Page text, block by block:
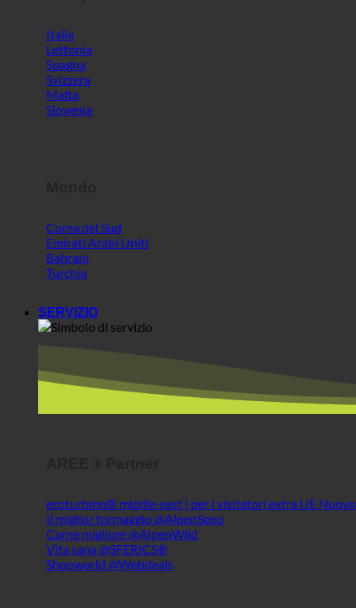
Italia
Lettonia
Spagna
Svizzera
Malta
Slovenia
Corea del Sud
Emirati Arabi Uniti
Bahrain
Turchia
SERVIZIO
ecoturbino® middle east | per i visitatori extra UE
Il miglior formaggio @AlpenSepp
Carne migliore @AlpenWild
Vita sana @SFERICS®
Shopworld @Webdeals